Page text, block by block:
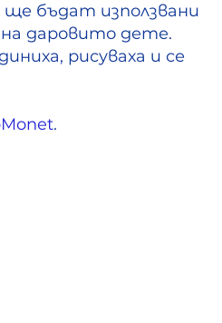
ще бъдат използвани
даровито дете.
рисуваха и се
.